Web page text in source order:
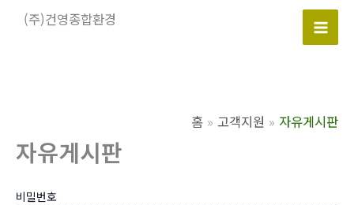
(주)건영종합환경
Main
홈 고객지원 자유게시판
자유게시판
비밀번호